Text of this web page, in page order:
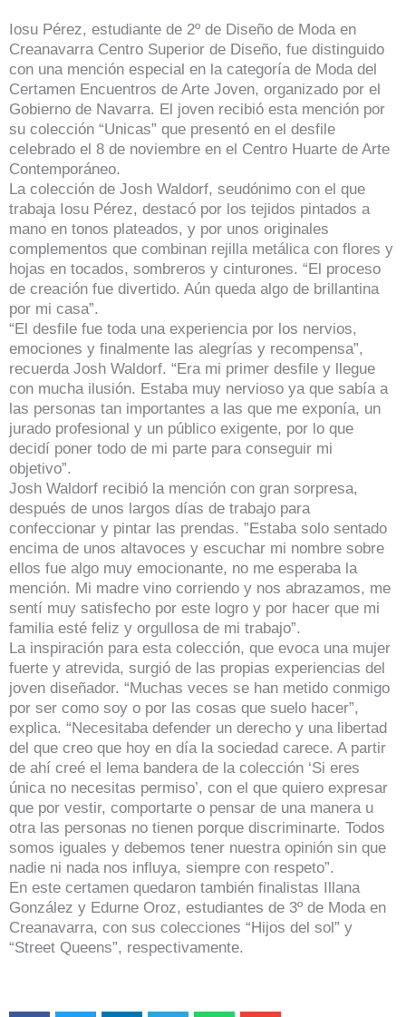
Iosu Pérez, estudiante de 2º de Diseño de Moda en
Creanavarra Centro Superior de Diseño, fue distinguido
con una mención especial en la categoría de Moda del
Certamen Encuentros de Arte Joven, organizado por el
Gobierno de Navarra. El joven recibió esta mención por
su colección “Unicas” que presentó en el desfile
celebrado el 8 de noviembre en el Centro Huarte de Arte
Contemporáneo.
La colección de Josh Waldorf, seudónimo con el que
trabaja Iosu Pérez, destacó por los tejidos pintados a
mano en tonos plateados, y por unos originales
complementos que combinan rejilla metálica con flores y
hojas en tocados, sombreros y cinturones. “El proceso
de creación fue divertido. Aún queda algo de brillantina
por mi casa”.
“El desfile fue toda una experiencia por los nervios,
emociones y finalmente las alegrías y recompensa”,
recuerda Josh Waldorf. “Era mi primer desfile y llegue
con mucha ilusión. Estaba muy nervioso ya que sabía a
las personas tan importantes a las que me exponía, un
jurado profesional y un público exigente, por lo que
decidí poner todo de mi parte para conseguir mi
objetivo”.
Josh Waldorf recibió la mención con gran sorpresa,
después de unos largos días de trabajo para
confeccionar y pintar las prendas. ”Estaba solo sentado
encima de unos altavoces y escuchar mi nombre sobre
ellos fue algo muy emocionante, no me esperaba la
mención. Mi madre vino corriendo y nos abrazamos, me
sentí muy satisfecho por este logro y por hacer que mi
familia esté feliz y orgullosa de mi trabajo”.
La inspiración para esta colección, que evoca una mujer
fuerte y atrevida, surgió de las propias experiencias del
joven diseñador. “Muchas veces se han metido conmigo
por ser como soy o por las cosas que suelo hacer”,
explica. “Necesitaba defender un derecho y una libertad
del que creo que hoy en día la sociedad carece. A partir
de ahí creé el lema bandera de la colección ‘Si eres
única no necesitas permiso’, con el que quiero expresar
que por vestir, comportarte o pensar de una manera u
otra las personas no tienen porque discriminarte. Todos
somos iguales y debemos tener nuestra opinión sin que
nadie ni nada nos influya, siempre con respeto”.
En este certamen quedaron también finalistas Illana
González y Edurne Oroz, estudiantes de 3º de Moda en
Creanavarra, con sus colecciones “Hijos del sol” y
“Street Queens”, respectivamente.